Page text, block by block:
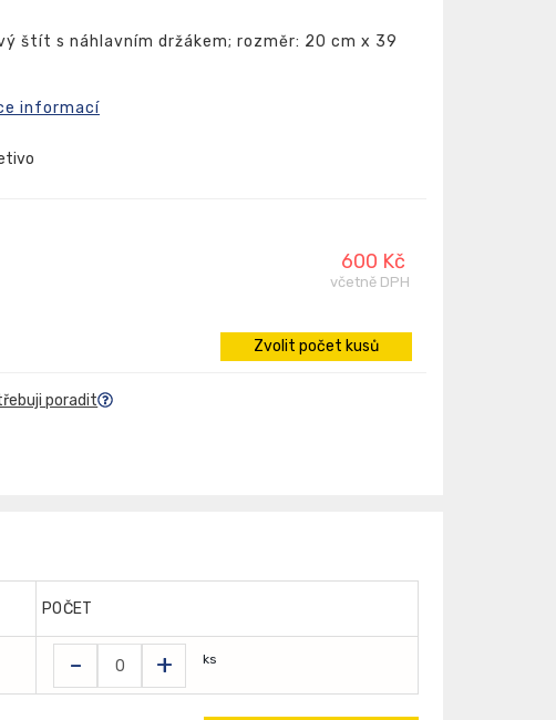
štít s náhlavním držákem; rozměr: 20 cm x 39
informací
600 Kč
včetně DPH
Zvolit počet kusů
poradit
POČET
- + ks